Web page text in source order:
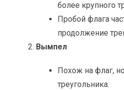
более крупного
Пробой флага
продолжение
Вымпел
Похож на флаг,
треугольника.